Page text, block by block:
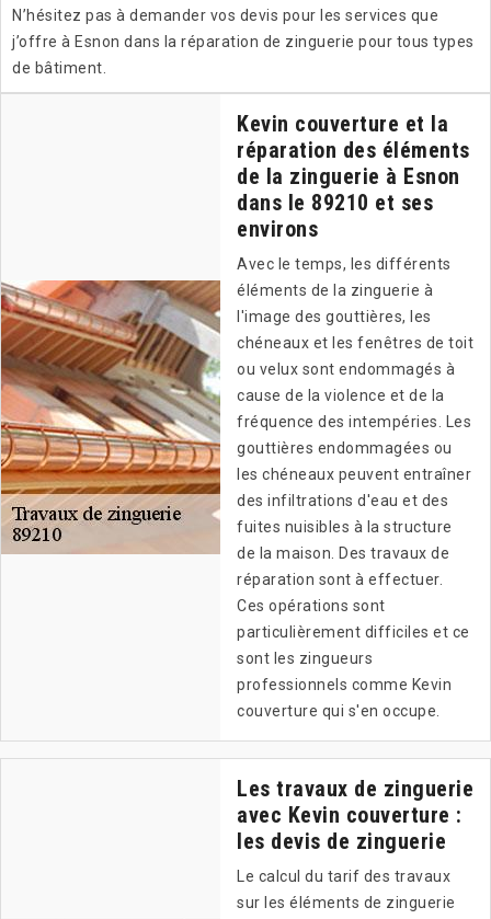
N’hésitez pas à demander vos devis pour les services que
j’offre à Esnon dans la réparation de zinguerie pour tous types
de bâtiment.
Kevin couverture et la
réparation des éléments
de la zinguerie à Esnon
dans le 89210 et ses
environs
Avec le temps, les différents
éléments de la zinguerie à
l'image des gouttières, les
chéneaux et les fenêtres de toit
ou velux sont endommagés à
cause de la violence et de la
fréquence des intempéries. Les
gouttières endommagées ou
les chéneaux peuvent entraîner
des infiltrations d'eau et des
fuites nuisibles à la structure
de la maison. Des travaux de
réparation sont à effectuer.
Ces opérations sont
particulièrement difficiles et ce
sont les zingueurs
professionnels comme Kevin
couverture qui s'en occupe.
Les travaux de zinguerie
avec Kevin couverture :
les devis de zinguerie
Le calcul du tarif des travaux
sur les éléments de zinguerie